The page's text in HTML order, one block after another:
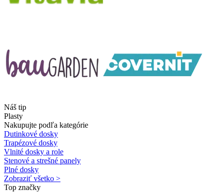
Náš tip
Plasty
Nakupujte podľa kategórie
Dutinkové dosky
Trapézové dosky
Vlnité dosky a role
Stenové a strešné panely
Plné dosky
Zobraziť všetko >
Top značky